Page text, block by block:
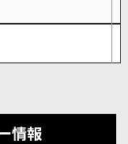
情報